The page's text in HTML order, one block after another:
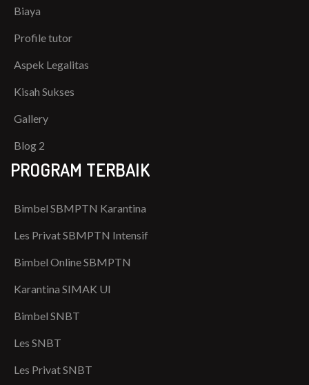
Biaya
Profile tutor
Aspek Legalitas
Kisah Sukses
Gallery
Blog 2
PROGRAM TERBAIK
Bimbel SBMPTN Karantina
Les Privat SBMPTN Intensif
Bimbel Online SBMPTN
Karantina SIMAK UI
Bimbel SNBT
Les SNBT
Les Privat SNBT